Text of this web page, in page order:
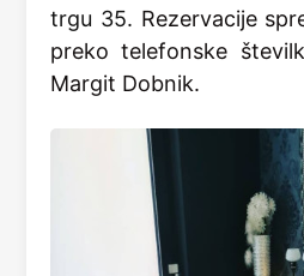
trgu 35. Rezervacije
preko telefonske
Margit Dobnik.